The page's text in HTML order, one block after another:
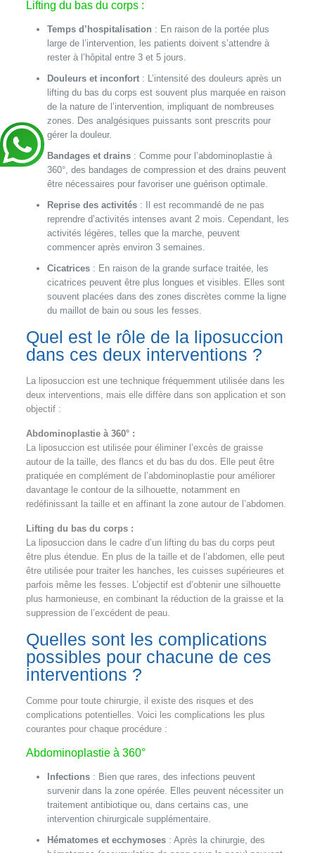
Lifting du bas du corps :
Temps d’hospitalisation : En raison de la portée plus
large de l’intervention, les patients doivent s’attendre à
rester à l’hôpital entre 3 et 5 jours.
Douleurs et inconfort: L’intensité des douleurs après un
lifting du bas du corps est souvent plus marquée en raison
de la nature de l’intervention, impliquant de nombreuses
zones. Des analgésiques puissants sont prescrits pour
gérer la douleur.
Bandages et drains: Comme pour l’abdominoplastie à
360°, des bandages de compression et des drains peuvent
être nécessaires pour favoriser une guérison optimale.
Reprise des activités: Il est recommandé de ne pas
reprendre d’activités intenses avant 2 mois. Cependant, les
activités légères, telles que la marche, peuvent
commencer après environ 3 semaines.
Cicatrices: En raison de la grande surface traitée, les
cicatrices peuvent être plus longues et visibles. Elles sont
souvent placées dans des zones discrètes comme la ligne
du maillot de bain ou sous les fesses.
Quel est le rôle de la liposuccion
dans ces deux interventions ?
La liposuccion est une technique fréquemment utilisée dans les
deux interventions, mais elle diffère dans son application et son
objectif :
Abdominoplastie à 360° :
La liposuccion est utilisée pour éliminer l’excès de graisse
autour de la taille, des flancs et du bas du dos. Elle peut être
pratiquée en complément de l’abdominoplastie pour améliorer
davantage le contour de la silhouette, notamment en
redéfinissant la taille et en affinant la zone autour de l’abdomen.
Lifting du bas du corps :
La liposuccion dans le cadre d’un lifting du bas du corps peut
être plus étendue. En plus de la taille et de l’abdomen, elle peut
être utilisée pour traiter les hanches, les cuisses supérieures et
parfois même les fesses. L’objectif est d’obtenir une silhouette
plus harmonieuse, en combinant la réduction de la graisse et la
suppression de l’excédent de peau.
Quelles sont les complications
possibles pour chacune de ces
interventions ?
Comme pour toute chirurgie, il existe des risques et des
complications potentielles. Voici les complications les plus
courantes pour chaque procédure :
Abdominoplastie à 360°
Infections: Bien que rares, des infections peuvent
survenir dans la zone opérée. Elles peuvent nécessiter un
traitement antibiotique ou, dans certains cas, une
intervention chirurgicale supplémentaire.
Hématomes et ecchymoses: Après la chirurgie, des